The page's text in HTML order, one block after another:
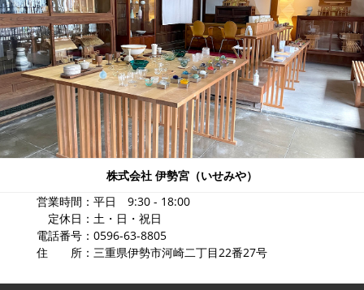
株式会社 伊勢宮（いせみや）
営業時間：平日 9:30 - 18:00
定休日：土・日・祝日
電話番号：0596-63-8805
住 所：三重県伊勢市河崎二丁目22番27号